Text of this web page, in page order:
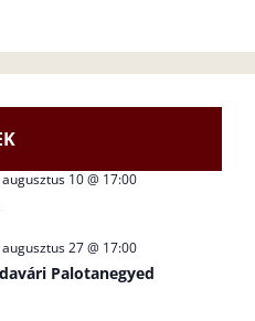
augusztus 10 @ 17:00
augusztus 27 @ 17:00
Palotanegyed